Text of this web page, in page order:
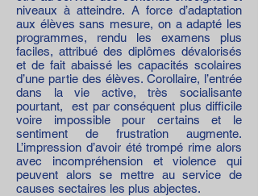
niveaux à atteindre. A force d’adaptation
aux élèves sans mesure, on a adapté les
programmes, rendu les examens plus
faciles, attribué des diplômes dévalorisés
et de fait abaissé les capacités scolaires
d’une partie des élèves. Corollaire, l’entrée
dans la vie active, très socialisante
pourtant, est par conséquent plus difficile
voire impossible pour certains et le
sentiment de frustration augmente.
L’impression d’avoir été trompé rime alors
avec incompréhension et violence qui
peuvent alors se mettre au service de
causes sectaires les plus abjectes.